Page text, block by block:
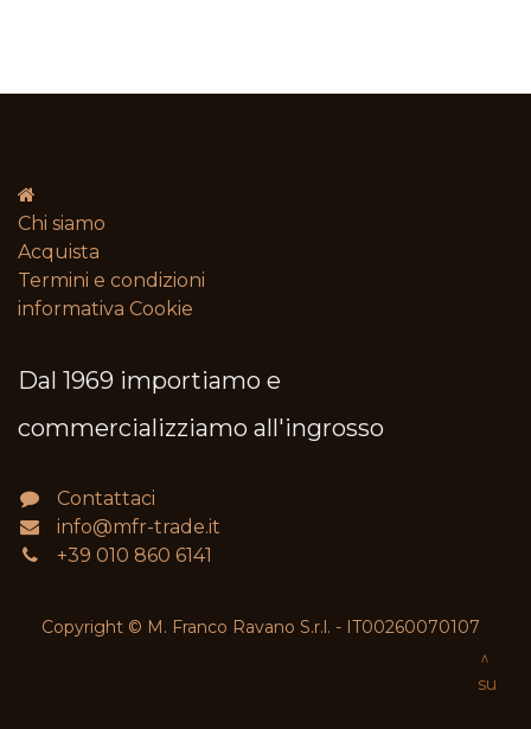
Chi siamo
Acquista
Termini e condizioni​
informativa Cookie
Dal 1969 importiamo e
commercializziamo all'ingrosso
Contattaci
info@mfr-trade.it
+39 010 860 6141
Copyright © M. Franco Ravano S.r.l. - IT00260070107
^
su